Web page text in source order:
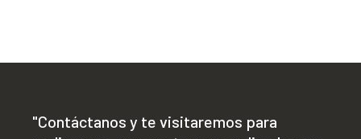
"Contáctanos y te visitaremos para